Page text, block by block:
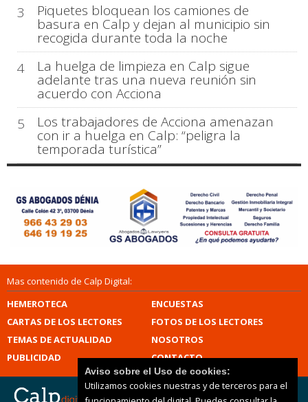
3
Piquetes bloquean los camiones de
basura en Calp y dejan al municipio sin
recogida durante toda la noche
4
La huelga de limpieza en Calp sigue
adelante tras una nueva reunión sin
acuerdo con Acciona
5
Los trabajadores de Acciona amenazan
con ir a huelga en Calp: “peligra la
temporada turística”
Mas contenido de Calp Digital:
HEMEROTECA
ENCUESTAS
CARTAS DE LOS LECTORES
FOTOS DE LOS LECTORES
TEMAS DE ACTUALIDAD
NOSOTROS
PUBLICIDAD
CONTACTO
Aviso sobre el Uso de cookies:
Utilizamos cookies nuestras y de terceros para el